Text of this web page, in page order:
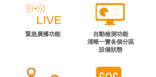
緊急廣播功能
自動檢測功能
清晰一覽各個分區
設備狀態